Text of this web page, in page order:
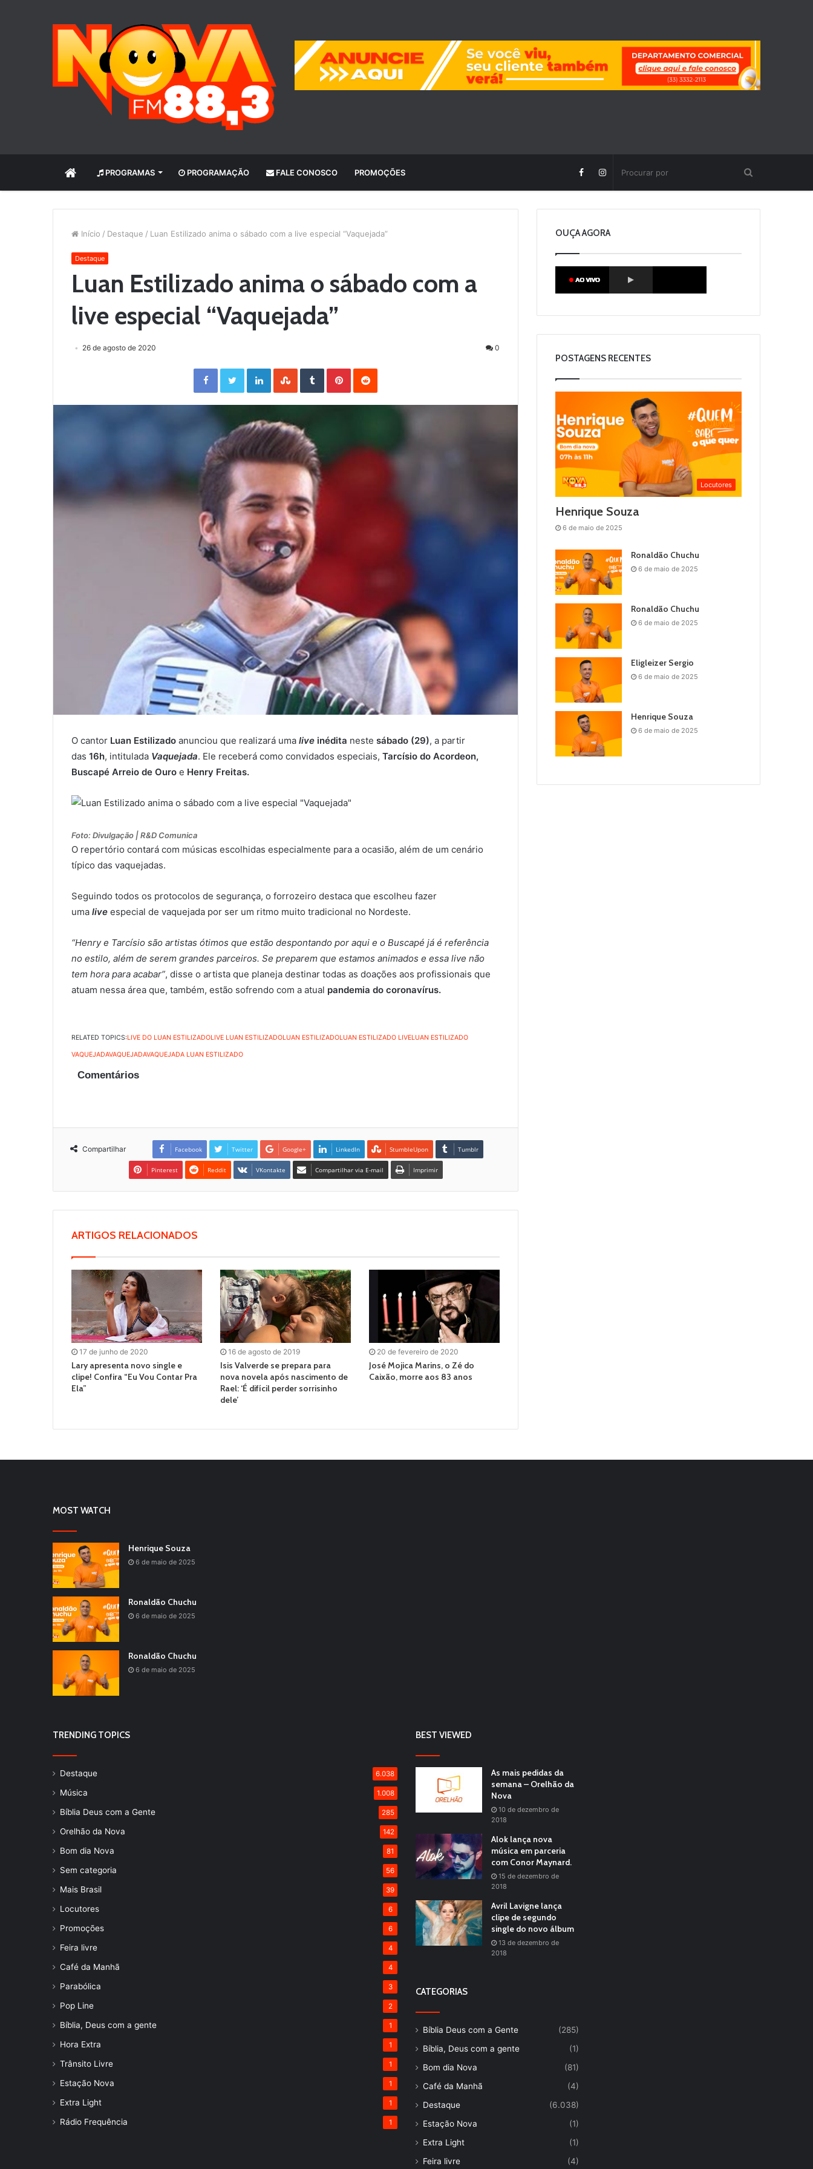
INÍCIO PROGRAMAS PROGRAMAÇÃO FALE CONOSCO PROMOÇÕES
Início / Destaque / Luan Estilizado anima o sábado com a live especial “Vaquejada”
Destaque
Luan Estilizado anima o sábado com a
live especial “Vaquejada”
26 de agosto de 2020 0
Facebook Twitter LinkedIn StumbleUpon Tumblr Pinterest
O cantor Luan Estilizado anunciou que realizará uma live inédita neste sábado (29), a partir
das 16h, intitulada Vaquejada. Ele receberá como convidados especiais, Tarcísio do Acordeon,
Buscapé Arreio de Ouro e Henry Freitas.
Foto: Divulgação | R&D Comunica
O repertório contará com músicas escolhidas especialmente para a ocasião, além de um cenário
típico das vaquejadas.
Seguindo todos os protocolos de segurança, o forrozeiro destaca que escolheu fazer
uma live especial de vaquejada por ser um ritmo muito tradicional no Nordeste.
“Henry e Tarcísio são artistas ótimos que estão despontando por aqui e o Buscapé já é referência
no estilo, além de serem grandes parceiros. Se preparem que estamos animados e essa live não
tem hora para acabar”, disse o artista que planeja destinar todas as doações aos profissionais que
atuam nessa área que, também, estão sofrendo com a atual pandemia do coronavírus.
RELATED TOPICS:LIVE DO LUAN ESTILIZADOLIVE LUAN ESTILIZADOLUAN ESTILIZADOLUAN ESTILIZADO LIVELUAN ESTILIZADO
VAQUEJADAVAQUEJADAVAQUEJADA LUAN ESTILIZADO
Comentários
Compartilhar Facebook Twitter Google+ LinkedIn StumbleUpon Tumblr
Pinterest Reddit VKontakte Compartilhar via E-mail Imprimir
ARTIGOS RELACIONADOS
17 de junho de 2020
Lary apresenta novo single e
clipe! Confira “Eu Vou Contar Pra
Ela”
16 de agosto de 2019
Isis Valverde se prepara para
nova novela após nascimento de
Rael: ‘É difícil perder sorrisinho
dele’
20 de fevereiro de 2020
José Mojica Marins, o Zé do
Caixão, morre aos 83 anos
OUÇA AGORA
POSTAGENS RECENTES
Locutores
Henrique Souza
6 de maio de 2025
Ronaldão Chuchu
6 de maio de 2025
Ronaldão Chuchu
6 de maio de 2025
Eligleizer Sergio
6 de maio de 2025
Henrique Souza
6 de maio de 2025
MOST WATCH
Henrique Souza
6 de maio de 2025
Ronaldão Chuchu
6 de maio de 2025
Ronaldão Chuchu
6 de maio de 2025
TRENDING TOPICS
Destaque 6.038
Música 1.008
Bíblia Deus com a Gente 285
Orelhão da Nova 142
Bom dia Nova 81
Sem categoria 56
Mais Brasil 39
Locutores 6
Promoções 6
Feira livre 4
Café da Manhã 4
Parabólica 3
Pop Line 2
Bíblia, Deus com a gente 1
Hora Extra 1
Trânsito Livre 1
Estação Nova 1
Extra Light 1
Rádio Frequência 1
BEST VIEWED
As mais pedidas da
semana – Orelhão da
Nova
10 de dezembro de
2018
Alok lança nova
música em parceria
com Conor Maynard.
15 de dezembro de
2018
Avril Lavigne lança
clipe de segundo
single do novo álbum
13 de dezembro de
2018
CATEGORIAS
Bíblia Deus com a Gente
(285)
Bíblia, Deus com a gente
(1)
Bom dia Nova
(81)
Café da Manhã
(4)
Destaque
(6.038)
Estação Nova
(1)
Extra Light
(1)
Feira livre
(4)